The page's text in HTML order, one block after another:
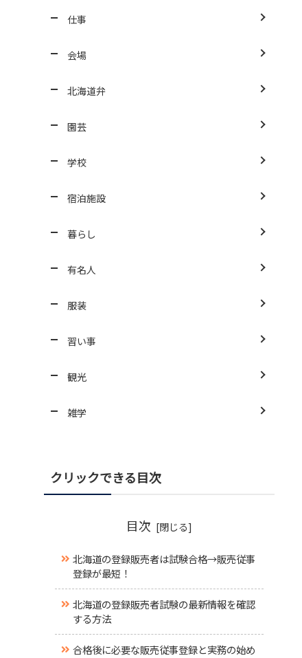
仕事
会場
北海道弁
園芸
学校
宿泊施設
暮らし
有名人
服装
習い事
観光
雑学
クリックできる目次
目次
北海道の登録販売者は試験合格→販売従事
登録が最短！
北海道の登録販売者試験の最新情報を確認
する方法
合格後に必要な販売従事登録と実務の始め